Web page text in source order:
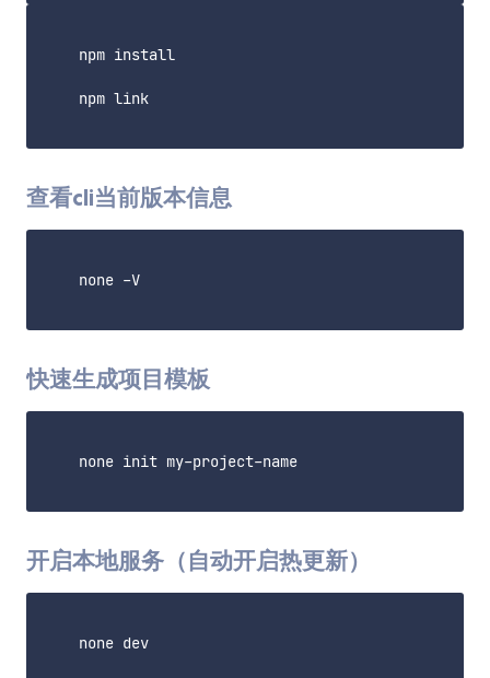
    npm install
    npm link
查看cli当前版本信息
    none -V
快速生成项目模板
    none init my-project-name
开启本地服务（自动开启热更新）
    none dev